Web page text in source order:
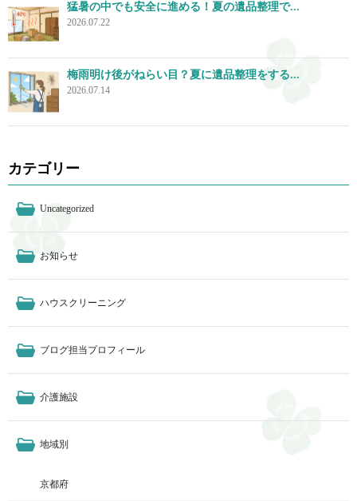
猛暑の中でも安全に進める！夏の遺品整理で...
2026.07.22
梅雨明け後がねらい目？夏に遺品整理をする...
2026.07.14
カテゴリー
Uncategorized
お知らせ
ハウスクリーニング
ブログ担当プロフィール
介護施設
地域別
京都府